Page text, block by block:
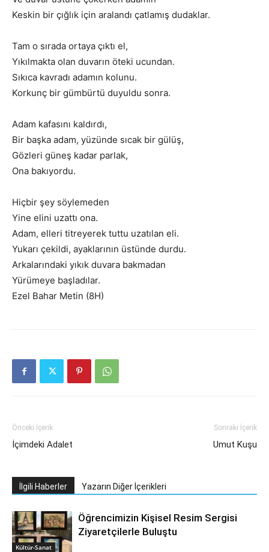
Keskin bir çığlık için aralandı çatlamış dudaklar.
Tam o sırada ortaya çıktı el,
Yıkılmakta olan duvarın öteki ucundan.
Sıkıca kavradı adamın kolunu.
Korkunç bir gümbürtü duyuldu sonra.
Adam kafasını kaldırdı,
Bir başka adam, yüzünde sıcak bir gülüş,
Gözleri güneş kadar parlak,
Ona bakıyordu.
Hiçbir şey söylemeden
Yine elini uzattı ona.
Adam, elleri titreyerek tuttu uzatılan eli.
Yukarı çekildi, ayaklarının üstünde durdu.
Arkalarındaki yıkık duvara bakmadan
Yürümeye başladılar.
Ezel Bahar Metin (8H)
Önceki İçerik
İçimdeki Adalet
Sonraki İçerik
Umut Kuşu
İlgili Haberler Yazarın Diğer İçerikleri
Kültür-Sanat
Öğrencimizin Kişisel Resim Sergisi
Ziyaretçilerle Buluştu